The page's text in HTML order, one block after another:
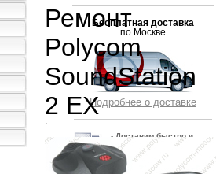
Бесплатная доставка
по Москве
Подробнее о доставке
- Доставим быстро и
бесплатно
- Доставка по всей России
Ремонт
Polycom
SoundStation
2 EX